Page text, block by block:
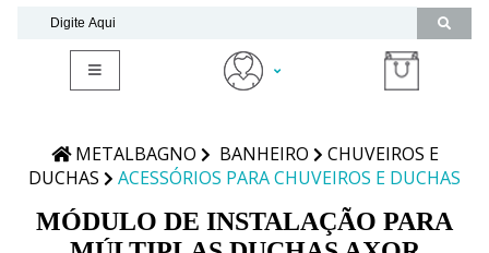
(11) 99467-1909
METALBAGNO BANHEIRO
CHUVEIROS E
DUCHAS
ACESSÓRIOS PARA CHUVEIROS E DUCHAS
MÓDULO DE INSTALAÇÃO PARA